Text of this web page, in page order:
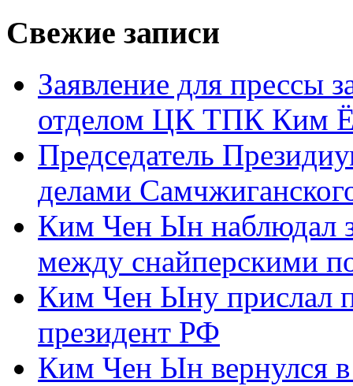
Свежие записи
Заявление для прессы
отделом ЦК ТПК Ким
Председатель
делами
Ким Чен Ын наблюдал
между снайперскими
Ким Чен Ыну прислал
президент РФ
Ким Чен Ын вернулся